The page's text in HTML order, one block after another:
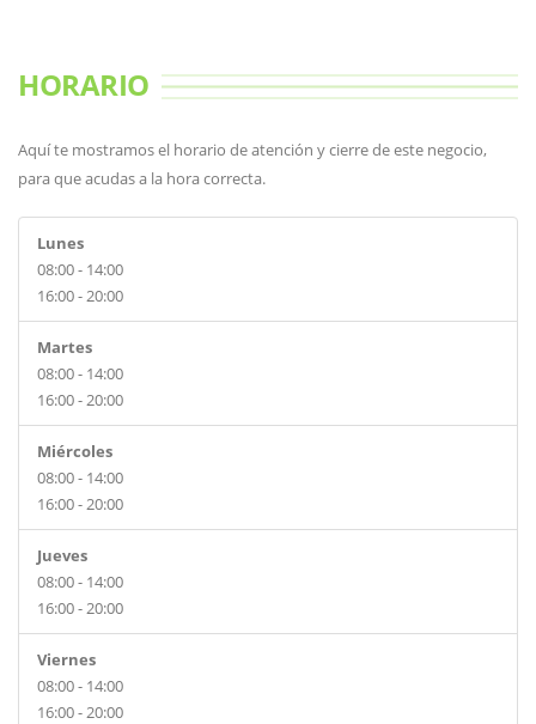
HORARIO
Aquí te mostramos el horario de atención y cierre de este negocio,
para que acudas a la hora correcta.
Lunes
08:00 - 14:00
16:00 - 20:00
Martes
08:00 - 14:00
16:00 - 20:00
Miércoles
08:00 - 14:00
16:00 - 20:00
Jueves
08:00 - 14:00
16:00 - 20:00
Viernes
08:00 - 14:00
16:00 - 20:00